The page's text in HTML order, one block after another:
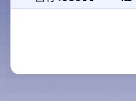
昆光直筒短焦望远